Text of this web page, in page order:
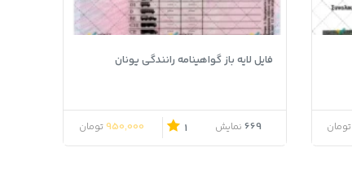
تومان
فایل لایه باز گواهینامه رانندگی یونان
669 نمایش 1
950,000تومان